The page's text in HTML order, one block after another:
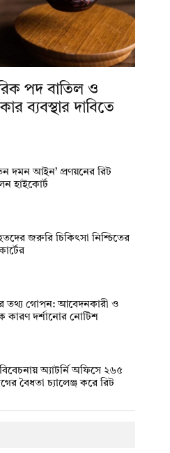
পদ বাতিল ও
ব্যবস্থার দাবিতে
দমন আইন’ প্রণয়নের রিট
হাইকোর্ট
জরুরি চিকিৎসা নিশ্চিতের
তথ্য গোপন: আবেদনকারী ও
কারণ দর্শানোর নোটিশ
অ‍্যাটর্নি অফিসে ২৬৫
বৈধতা চ্যালেঞ্জ করে রিট